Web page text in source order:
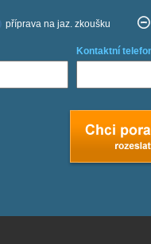
příprava na jaz. zkoušku
Kontaktní